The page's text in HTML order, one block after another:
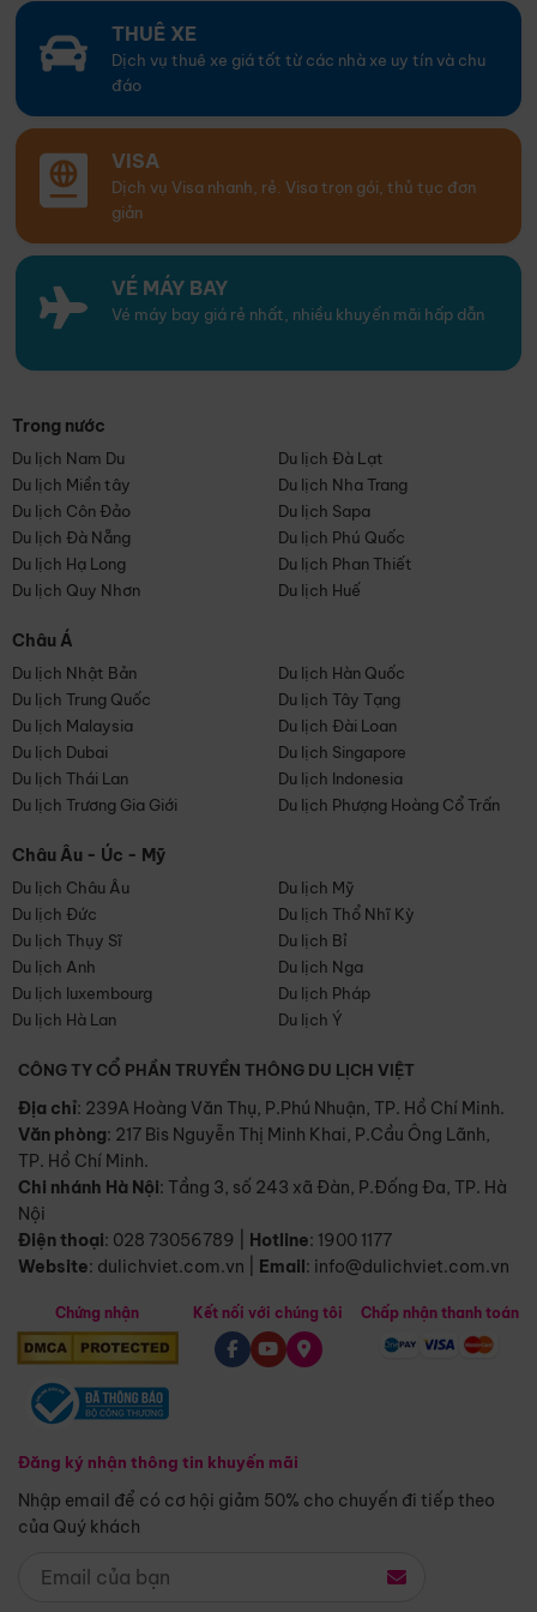
THUÊ XE
Dịch vụ thuê xe giá tốt từ các nhà xe uy tín và chu
đáo
VISA
Dịch vụ Visa nhanh, rẻ. Visa trọn gói, thủ tục đơn
giản
VÉ MÁY BAY
Vé máy bay giá rẻ nhất, nhiều khuyến mãi hấp dẫn
Trong nước
Du lịch Nam Du
Du lịch Đà Lạt
Du lịch Miền tây
Du lịch Nha Trang
Du lịch Côn Đảo
Du lịch Sapa
Du lịch Đà Nẵng
Du lịch Phú Quốc
Du lịch Hạ Long
Du lịch Phan Thiết
Du lịch Quy Nhơn
Du lịch Huế
Châu Á
Du lịch Nhật Bản
Du lịch Hàn Quốc
Du lịch Trung Quốc
Du lịch Tây Tạng
Du lịch Malaysia
Du lịch Đài Loan
Du lịch Dubai
Du lịch Singapore
Du lịch Thái Lan
Du lịch Indonesia
Du lịch Trương Gia Giới
Du lịch Phượng Hoàng Cổ Trấn
Châu Âu - Úc - Mỹ
Du lịch Châu Âu
Du lịch Mỹ
Du lịch Đức
Du lịch Thổ Nhĩ Kỳ
Du lịch Thụy Sĩ
Du lịch Bỉ
Du lịch Anh
Du lịch Nga
Du lịch luxembourg
Du lịch Pháp
Du lịch Hà Lan
Du lịch Ý
CÔNG TY CỔ PHẦN TRUYỀN THÔNG DU LỊCH VIỆT
Địa chỉ: 239A Hoàng Văn Thụ, P.Phú Nhuận, TP. Hồ Chí Minh.
Văn phòng: 217 Bis Nguyễn Thị Minh Khai, P.Cầu Ông Lãnh,
TP. Hồ Chí Minh.
Chi nhánh Hà Nội: Tầng 3, số 243 xã Đàn, P.Đống Đa, TP. Hà
Nội
Điện thoại: 028 73056789 Hotline: 1900 1177
Website: dulichviet.com.vn Email: info@dulichviet.com.vn
Chứng nhận
Đăng ký nhận thông tin khuyến mãi
Nhập email để có cơ hội giảm 50% cho chuyến đi tiếp theo
của Quý khách
Kết nối với chúng tôi Chấp nhận thanh toán